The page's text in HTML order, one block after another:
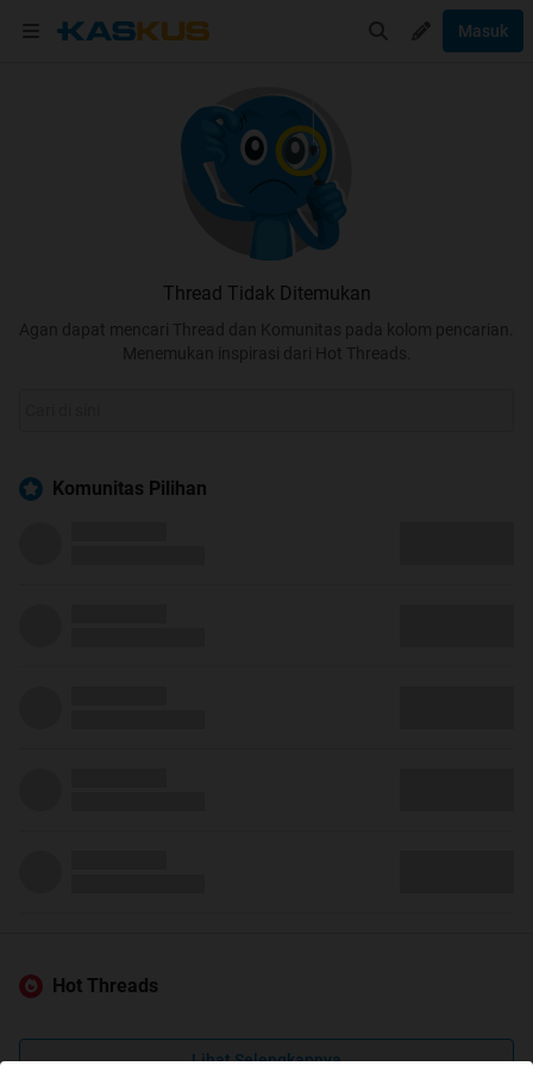
Masuk
Thread Tidak Ditemukan
Agan dapat mencari Thread dan Komunitas pada kolom pencarian.
Menemukan inspirasi dari Hot Threads.
Komunitas Pilihan
Hot Threads
Lihat Selengkapnya